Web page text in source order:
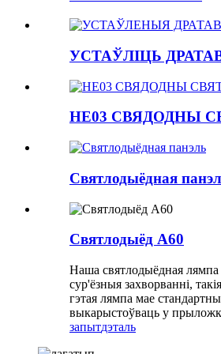
УСТАЎЛІЦЬ
HE03 СВЯДОДНЫ
Святлодыёдная
Святлодыёд A60
Наша святлодыёдная лямпа
сур'ёзныя захворванні,
гэтая лямпа мае
выкарыстоўваць у
запытдэталь